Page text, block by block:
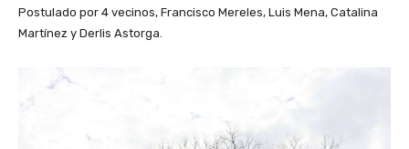
Postulado por 4 vecinos, Francisco Mereles, Luis Mena, Catalina
Martínez y Derlis Astorga.